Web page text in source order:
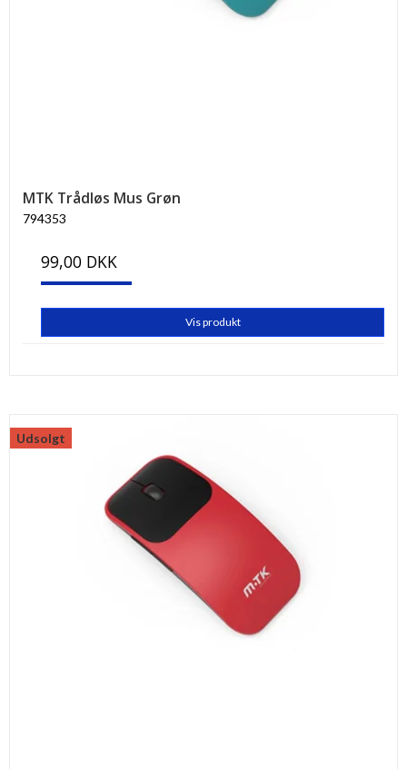
MTK Trådløs Mus Grøn
794353
99,00 DKK
Vis produkt
Udsolgt